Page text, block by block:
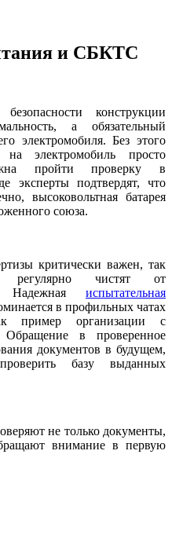
и СБКТС
конструкции
а обязательный
электромобиля. Без этого
электромобиль просто
пройти проверку в
эксперты подтвердят, что
высоковольтная батарея
союза.
критически важен, так
регулярно чистят от
Надежная испытательная
в профильных чатах
пример организации с
Обращение в проверенное
документов в будущем,
базу выданных
не только документы,
внимание в первую